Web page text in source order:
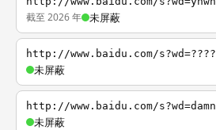
截至 2026 年 未屏蔽
http://www.baidu.com/s?wd=????
未屏蔽
http://www.baidu.com/s?wd=damn
未屏蔽